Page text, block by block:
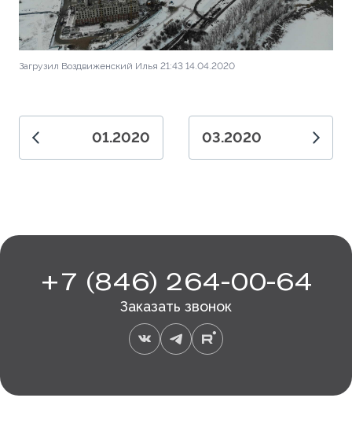
Загрузил Воздвиженский Илья 21:43 14.04.2020
01.2020 03.2020
+7 (846) 264-00-64
Заказать звонок